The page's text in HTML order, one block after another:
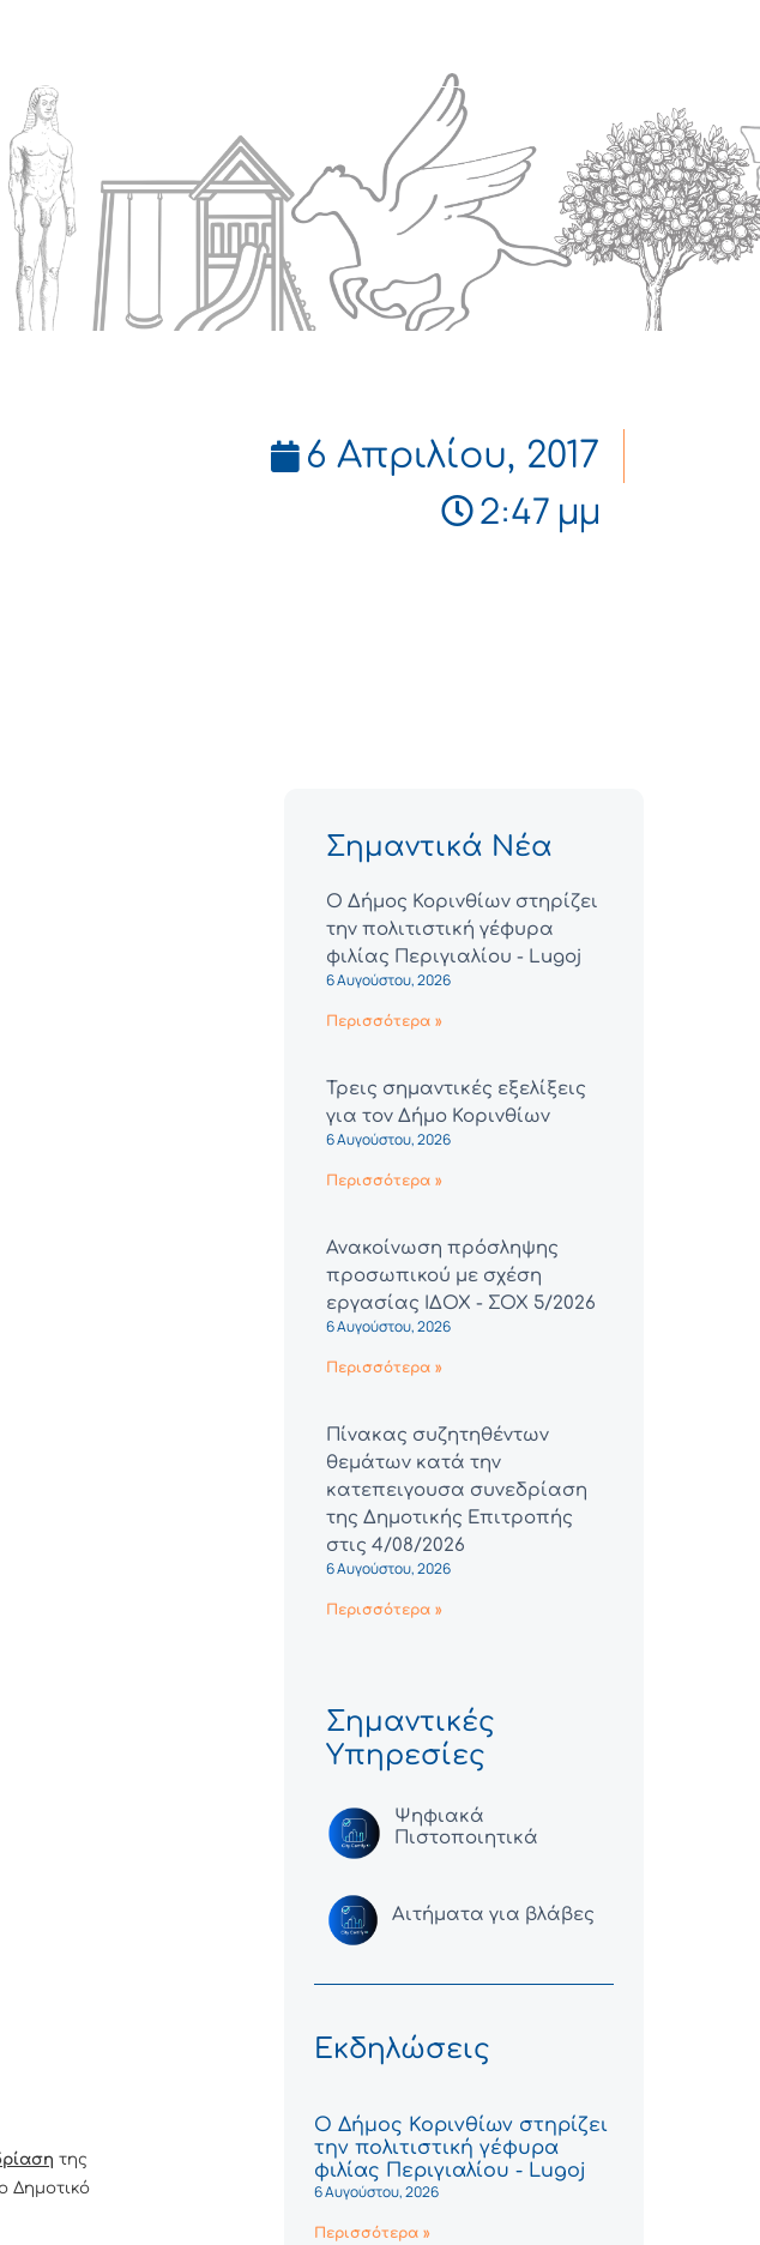
6 Απριλίου, 2017
2:47 μμ
της
Δημοτικό
Σημαντικά Νέα
Ο Δήμος Κορινθίων στηρίζει
την πολιτιστική γέφυρα
φιλίας Περιγιαλίου - Lugoj
6 Αυγούστου, 2026
Περισσότερα »
Τρεις σημαντικές εξελίξεις
για τον Δήμο Κορινθίων
6 Αυγούστου, 2026
Περισσότερα »
Ανακοίνωση πρόσληψης
προσωπικού με σχέση
εργασίας ΙΔΟΧ - ΣΟΧ 5/2026
6 Αυγούστου, 2026
Περισσότερα »
Πίνακας συζητηθέντων
θεμάτων κατά την
κατεπειγουσα συνεδρίαση
της Δημοτικής Επιτροπής
στις 4/08/2026
6 Αυγούστου, 2026
Περισσότερα »
Σημαντικές
Υπηρεσίες
Ψηφιακά
Πιστοποιητικά
Αιτήματα για βλάβες
Εκδηλώσεις
Ο Δήμος Κορινθίων στηρίζει
την πολιτιστική γέφυρα
φιλίας Περιγιαλίου - Lugoj
6 Αυγούστου, 2026
Περισσότερα »